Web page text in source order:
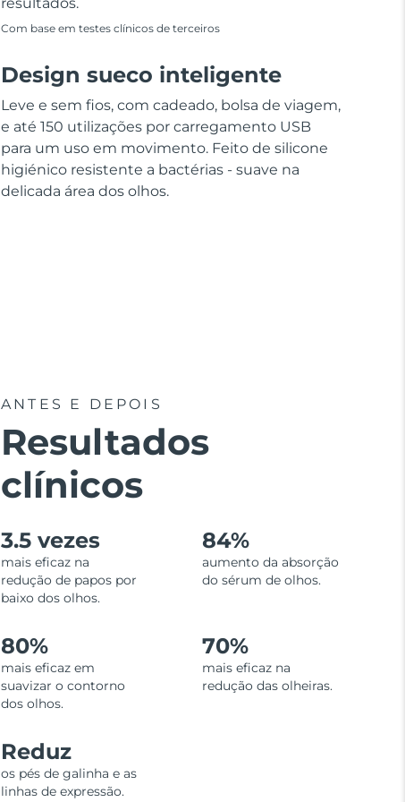
resultados.
Com base em testes clínicos de terceiros
Design sueco inteligente
Leve e sem fios, com cadeado, bolsa de viagem,
e até 150 utilizações por carregamento USB
para um uso em movimento. Feito de silicone
higiénico resistente a bactérias - suave na
delicada área dos olhos.
ANTES E DEPOIS
Resultados
clínicos
3.5 vezes
mais eficaz na
redução de papos por
baixo dos olhos.
84%
aumento da absorção
do sérum de olhos.
80%
mais eficaz em
suavizar o contorno
dos olhos.
70%
mais eficaz na
redução das olheiras.
Reduz
os pés de galinha e as
linhas de expressão.